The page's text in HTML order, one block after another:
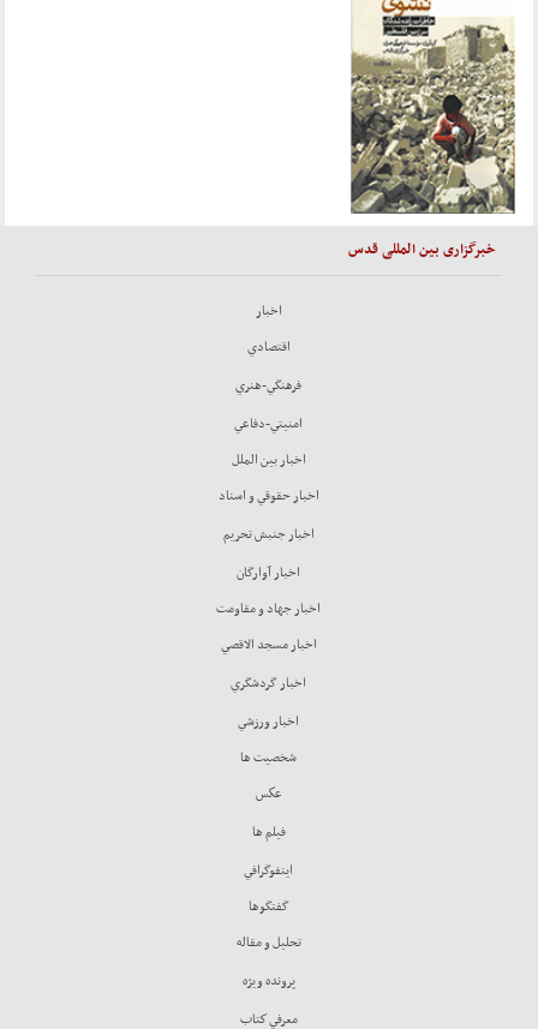
خبرگزاری بین المللی قدس
اخبار
اقتصادي
فرهنگي-هنري
امنيتي-دفاعي
اخبار بين الملل
اخبار حقوقي و اسناد
اخبار جنبش تحريم
اخبار آوارگان
اخبار جهاد و مقاومت
اخبار مسجد الاقصي
اخبار گردشگري
اخبار ورزشي
شخصيت ها
عكس
فيلم ها
اينفوگرافي
گفتگوها
تحليل و مقاله
پرونده ويژه
معرفي كتاب